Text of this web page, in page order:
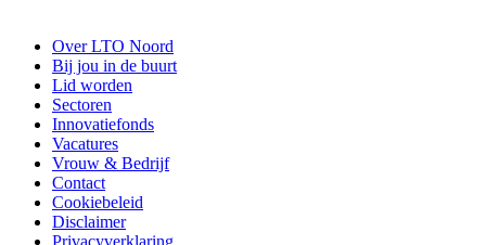
Over LTO Noord
Bij jou in de buurt
Lid worden
Sectoren
Innovatiefonds
Vacatures
Vrouw & Bedrijf
Contact
Cookiebeleid
Disclaimer
Privacyverklaring